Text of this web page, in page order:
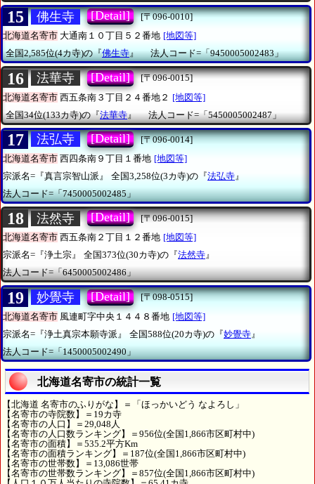
15 佛生寺 [Detail]
[〒096-0010]
北海道名寄市 大通南１０丁目５２番地 [地図等]
全国2,585位(4カ寺)の『佛生寺』 法人コード=「9450005002483」
16 法華寺 [Detail]
[〒096-0015]
北海道名寄市 西五条南３丁目２４番地２ [地図等]
全国34位(133カ寺)の『法華寺』 法人コード=「5450005002487」
17 法弘寺 [Detail]
[〒096-0014]
北海道名寄市 西四条南９丁目１番地 [地図等]
宗派名=『真言宗智山派』
全国3,258位(3カ寺)の『法弘寺 』
法人コード=「7450005002485」
18 法然寺 [Detail]
[〒096-0015]
北海道名寄市 西五条南２丁目１２番地 [地図等]
宗派名=『浄土宗』
全国373位(30カ寺)の『法然寺』
法人コード=「6450005002486」
19 妙覺寺 [Detail]
[〒098-0515]
北海道名寄市 風連町字中央１４４８番地 [地図等]
宗派名=『浄土真宗本願寺派』
全国588位(20カ寺)の『妙覺寺 』
法人コード=「1450005002490」
北海道名寄市の統計一覧
【北海道 名寄市のふりがな】＝「ほっかいどう なよろし」
【名寄市の寺院数】＝19カ寺
【名寄市の人口】＝29,048人
【名寄市の人口数ランキング】＝956位(全国1,866市区町村中)
【名寄市の面積】＝535.2平方Km
【名寄市の面積ランキング】＝187位(全国1,866市区町村中)
【名寄市の世帯数】＝13,086世帯
【名寄市の世帯数ランキング】＝857位(全国1,866市区町村中)